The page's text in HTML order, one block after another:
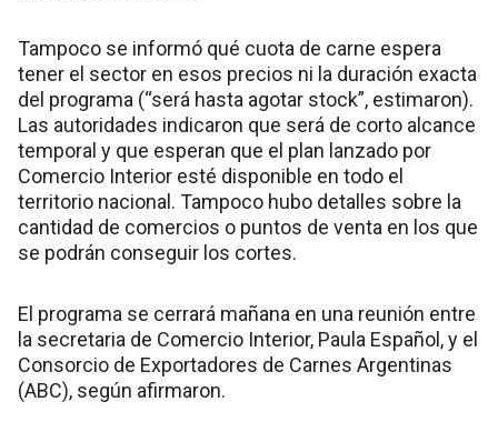
Tampoco se informó qué cuota de carne espera
tener el sector en esos precios ni la duración exacta
del programa (“será hasta agotar stock”, estimaron).
Las autoridades indicaron que será de corto alcance
temporal y que esperan que el plan lanzado por
Comercio Interior esté disponible en todo el
territorio nacional. Tampoco hubo detalles sobre la
cantidad de comercios o puntos de venta en los que
se podrán conseguir los cortes.
El programa se cerrará mañana en una reunión entre
la secretaria de Comercio Interior, Paula Español, y el
Consorcio de Exportadores de Carnes Argentinas
(ABC), según afirmaron.